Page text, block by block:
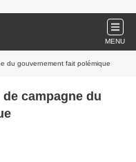
MENU
du gouvernement fait polémique
campagne du